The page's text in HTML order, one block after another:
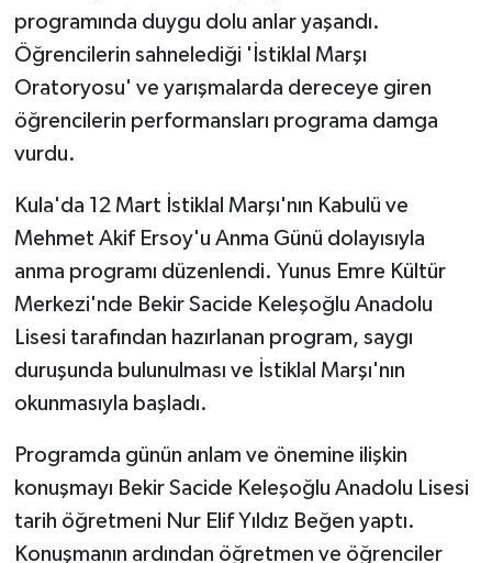
programında duygu dolu anlar yaşandı.
Öğrencilerin sahnelediği 'İstiklal Marşı
Oratoryosu' ve yarışmalarda dereceye giren
öğrencilerin performansları programa damga
vurdu.
Kula'da 12 Mart İstiklal Marşı'nın Kabulü ve
Mehmet Akif Ersoy'u Anma Günü dolayısıyla
anma programı düzenlendi. Yunus Emre Kültür
Merkezi'nde Bekir Sacide Keleşoğlu Anadolu
Lisesi tarafından hazırlanan program, saygı
duruşunda bulunulması ve İstiklal Marşı'nın
okunmasıyla başladı.
Programda günün anlam ve önemine ilişkin
konuşmayı Bekir Sacide Keleşoğlu Anadolu Lisesi
tarih öğretmeni Nur Elif Yıldız Beğen yaptı.
Konuşmanın ardından öğretmen ve öğrenciler